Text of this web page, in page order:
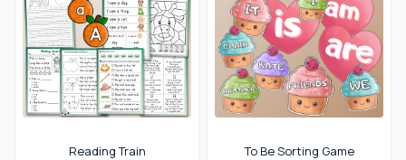
Reading Train
To Be Sorting Game